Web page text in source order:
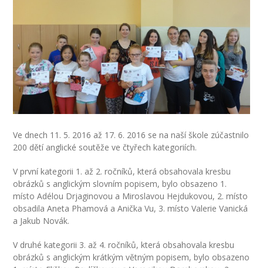
-- Vedení školy
-- Třídní učitelé
-- Netřídní učitelé
-- Vychovatelé
---- Výchovný poradce
---- Speciální pedagog
---- Metodik prevence
---- Školní psycholog
---- Koordinátor vzdělávání cizinců
Ve dnech 11. 5. 2016 až 17. 6. 2016 se na naší škole zúčastnilo
200 dětí anglické soutěže ve čtyřech kategoriích.
V první kategorii 1. až 2. ročníků, která obsahovala kresbu
obrázků s anglickým slovním popisem, bylo obsazeno 1.
místo Adélou Drjaginovou a Miroslavou Hejdukovou, 2. místo
obsadila Aneta Phamová a Anička Vu, 3. místo Valerie Vanická
a Jakub Novák.
V druhé kategorii 3. až 4. ročníků, která obsahovala kresbu
obrázků s anglickým krátkým větným popisem, bylo obsazeno